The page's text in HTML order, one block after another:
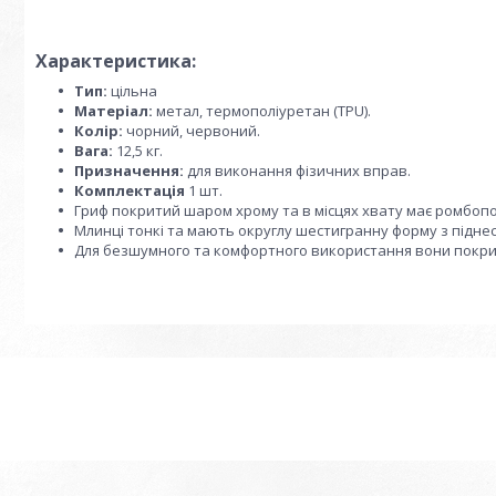
Характеристика:
Тип: цільна
Матеріал: метал, термополіуретан (TPU).
Колір: чорний, червоний.
Вага: 12,5 кг.
Призначення: для виконання фізичних вправ.
Комплектація 1 шт.
Гриф покритий шаром хрому та в місцях хвату має
Млинці тонкі та мають округлу шестигранну форму з
Для безшумного та комфортного використання вони